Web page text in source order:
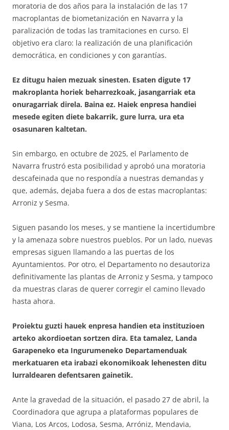
moratoria de dos años para la instalación de las 17
macroplantas de biometanización en Navarra y la
paralización de todas las tramitaciones en curso. El
objetivo era claro: la realización de una planificación
democrática, en condiciones y con garantías.
Ez ditugu haien mezuak sinesten. Esaten digute 17
makroplanta horiek beharrezkoak, jasangarriak eta
onuragarriak direla. Baina ez. Haiek enpresa handiei
mesede egiten diete bakarrik, gure lurra, ura eta
osasunaren kaltetan.
Sin embargo, en octubre de 2025, el Parlamento de
Navarra frustró esta posibilidad y aprobó una moratoria
descafeinada que no respondía a nuestras demandas y
que, además, dejaba fuera a dos de estas macroplantas:
Arroniz y Sesma.
Siguen pasando los meses, y se mantiene la incertidumbre
y la amenaza sobre nuestros pueblos. Por un lado, nuevas
empresas siguen llamando a las puertas de los
Ayuntamientos. Por otro, el Departamento no desautoriza
definitivamente las plantas de Arroniz y Sesma, y tampoco
da muestras claras de querer corregir el camino llevado
hasta ahora.
Proiektu guzti hauek enpresa handien eta instituzioen
arteko akordioetan sortzen dira. Eta tamalez, Landa
Garapeneko eta Ingurumeneko Departamenduak
merkatuaren eta irabazi ekonomikoak lehenesten ditu
lurraldearen defentsaren gainetik.
Ante la gravedad de la situación, el pasado 27 de abril, la
Coordinadora que agrupa a plataformas populares de
Viana, Los Arcos, Lodosa, Sesma, Arróniz, Mendavia,